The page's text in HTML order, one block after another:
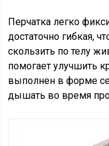
Перчатка легко
достаточно гибкая,
скользить по телу
помогает улучшить
выполнен в форме
дышать во время